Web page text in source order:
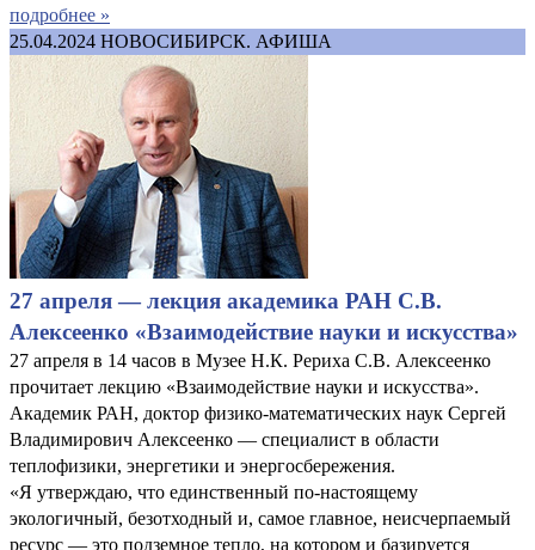
подробнее »
25.04.2024 НОВОСИБИРСК. АФИША
27 апреля — лекция академика РАН С.В.
Алексеенко «Взаимодействие науки и искусства»
27 апреля в 14 часов в Музее Н.К. Рериха С.В. Алексеенко
прочитает лекцию «Взаимодействие науки и искусства».
Академик РАН, доктор физико-математических наук Сергей
Владимирович Алексеенко — специалист в области
теплофизики, энергетики и энергосбережения.
«Я утверждаю, что единственный по-настоящему
экологичный, безотходный и, самое главное, неисчерпаемый
ресурс — это подземное тепло, на котором и базируется